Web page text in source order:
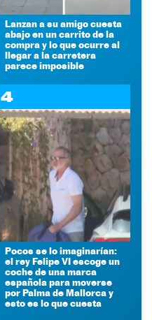
Lanzan a su amigo cuesta
abajo en un carrito de la
compra y lo que ocurre al
llegar a la carretera
parece imposible
4
Pocos se lo imaginarían:
el rey Felipe VI escoge un
coche de una marca
española para moverse
por Palma de Mallorca y
esto es lo que cuesta